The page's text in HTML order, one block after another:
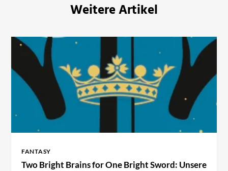
Weitere Artikel
FANTASY
Two Bright Brains for One Bright Sword: Unsere